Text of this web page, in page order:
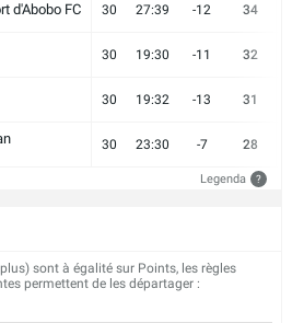
d'Abobo FC 30 27:39 -12 34
30 19:30 -11 32
30 19:32 -13 31
30 23:30 -7 28
Legenda ?
sont à égalité sur Points, les règles
permettent de les départager :